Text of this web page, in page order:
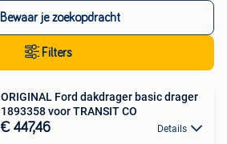
Bewaar je zoekopdracht
Filters
ORIGINAL Ford dakdrager basic drager
1893358 voor TRANSIT CO
€ 447,46 Details